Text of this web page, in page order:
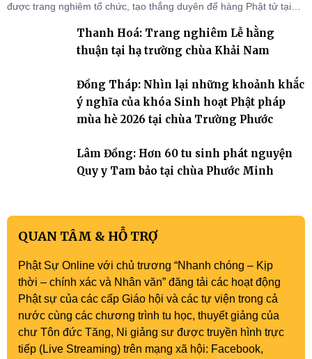
được trang nghiêm tổ chức, tạo thắng duyên để hàng Phật tử tại
Thanh Hoá: Trang nghiêm Lễ hằng
thuận tại hạ trường chùa Khải Nam
Đồng Tháp: Nhìn lại những khoảnh khắc
ý nghĩa của khóa Sinh hoạt Phật pháp
mùa hè 2026 tại chùa Trường Phước
Lâm Đồng: Hơn 60 tu sinh phát nguyện
Quy y Tam bảo tại chùa Phước Minh
QUAN TÂM & HỖ TRỢ
Phật Sự Online với chủ trương “Nhanh chóng – Kịp
thời – chính xác và Nhân văn” đăng tải các hoạt động
Phật sự của các cấp Giáo hội và các tự viện trong cả
nước cùng các chương trình tu học, thuyết giảng của
chư Tôn đức Tăng, Ni giảng sư được truyền hình trực
tiếp (Live Streaming) trên mạng xã hội: Facebook,